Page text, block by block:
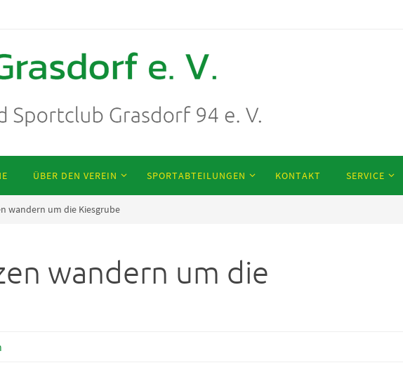
ÜBER DEN VEREIN SPORTABTEILUNGEN KONTAKT SERVICE
wandern um die Kiesgrube
wandern um die